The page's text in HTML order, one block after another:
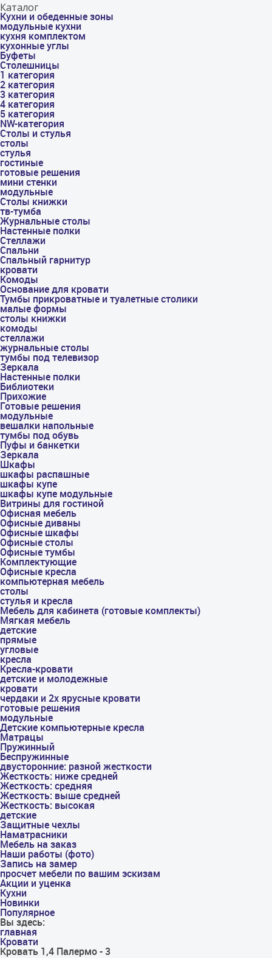
Каталог
Кухни и обеденные зоны
модульные кухни
кухня комплектом
кухонные углы
Буфеты
Столешницы
1 категория
2 категория
3 категория
4 категория
5 категория
NW-категория
Столы и стулья
столы
стулья
гостиные
готовые решения
мини стенки
модульные
Столы книжки
тв-тумба
Журнальные столы
Настенные полки
Стеллажи
Спальни
Спальный гарнитур
кровати
Комоды
Основание для кровати
Тумбы прикроватные и туалетные столики
малые формы
столы книжки
комоды
стеллажи
журнальные столы
тумбы под телевизор
Зеркала
Настенные полки
Библиотеки
Прихожие
Готовые решения
модульные
вешалки напольные
тумбы под обувь
Пуфы и банкетки
Зеркала
Шкафы
шкафы распашные
шкафы купе
шкафы купе модульные
Витрины для гостиной
Офисная мебель
Офисные диваны
Офисные шкафы
Офисные столы
Офисные тумбы
Комплектующие
Офисные кресла
компьютерная мебель
столы
стулья и кресла
Мебель для кабинета (готовые комплекты)
Мягкая мебель
детские
прямые
угловые
кресла
Кресла-кровати
детские и молодежные
кровати
чердаки и 2х ярусные кровати
готовые решения
модульные
Детские компьютерные кресла
Матрацы
Пружинный
Беспружинные
двусторонние: разной жесткости
Жесткость: ниже средней
Жесткость: средняя
Жесткость: выше средней
Жесткость: высокая
детские
Защитные чехлы
Наматрасники
Мебель на заказ
Наши работы (фото)
Запись на замер
просчет мебели по вашим эскизам
Акции и уценка
Кухни
Новинки
Популярное
Вы здесь:
главная
Кровати
Кровать 1,4 Палермо - 3